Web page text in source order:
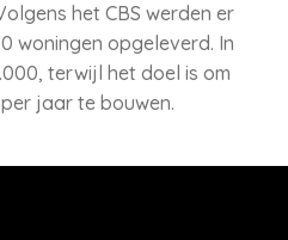
het CBS werden er
woningen opgeleverd. In
terwijl het doel is om
jaar te bouwen.